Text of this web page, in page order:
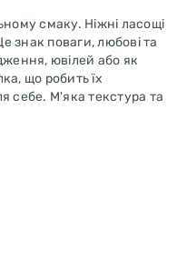
смаку. Ніжні ласощі
знак поваги, любові та
ювілей або як
що робить їх
себе. М'яка текстура та
речовин та